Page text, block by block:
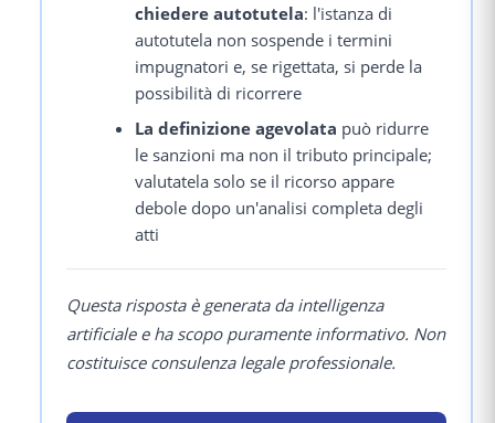
chiedere autotutela: l'istanza di
autotutela non sospende i termini
impugnatori e, se rigettata, si perde la
possibilità di ricorrere
La definizione agevolata può ridurre
le sanzioni ma non il tributo principale;
valutatela solo se il ricorso appare
debole dopo un'analisi completa degli
atti
Questa risposta è generata da intelligenza
artificiale e ha scopo puramente informativo. Non
costituisce consulenza legale professionale.